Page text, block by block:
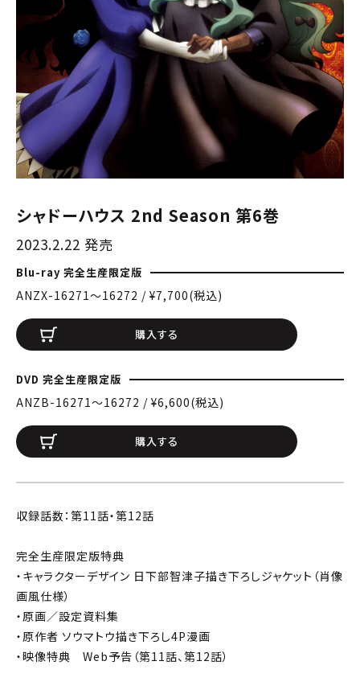
シャドーハウス 2nd Season 第6巻
2023.2.22 発売
Blu-ray 完全生産限定版
ANZX-16271〜16272 / ¥7,700(税込)
購入する
DVD 完全生産限定版
ANZB-16271〜16272 / ¥6,600(税込)
購入する
収録話数：第11話・第12話
完全生産限定版特典
・キャラクターデザイン 日下部智津子描き下ろしジャケット（肖像
画風仕様）
・原画／設定資料集
・原作者 ソウマトウ描き下ろし4P漫画
・映像特典 Web予告（第11話、第12話）